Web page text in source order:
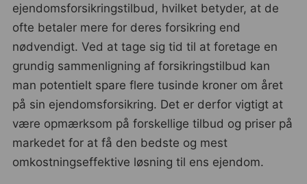
ejendomsforsikringstilbud, hvilket betyder, at de
ofte betaler mere for deres forsikring end
nødvendigt. Ved at tage sig tid til at foretage en
grundig sammenligning af forsikringstilbud kan
man potentielt spare flere tusinde kroner om året
på sin ejendomsforsikring. Det er derfor vigtigt at
være opmærksom på forskellige tilbud og priser på
markedet for at få den bedste og mest
omkostningseffektive løsning til ens ejendom.